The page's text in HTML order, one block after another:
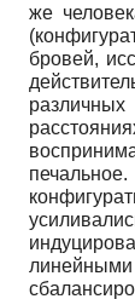
же
бровей,